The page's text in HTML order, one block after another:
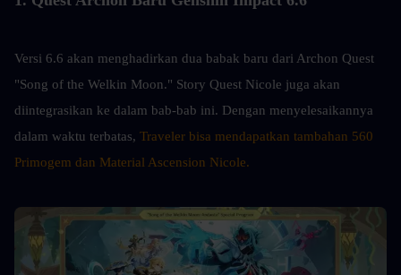
Versi 6.6 akan menghadirkan dua babak baru dari Archon Quest
"Song of the Welkin Moon." Story Quest Nicole juga akan
diintegrasikan ke dalam bab-bab ini. Dengan menyelesaikannya
dalam waktu terbatas, Traveler bisa mendapatkan tambahan 560
Primogem dan Material Ascension Nicole.